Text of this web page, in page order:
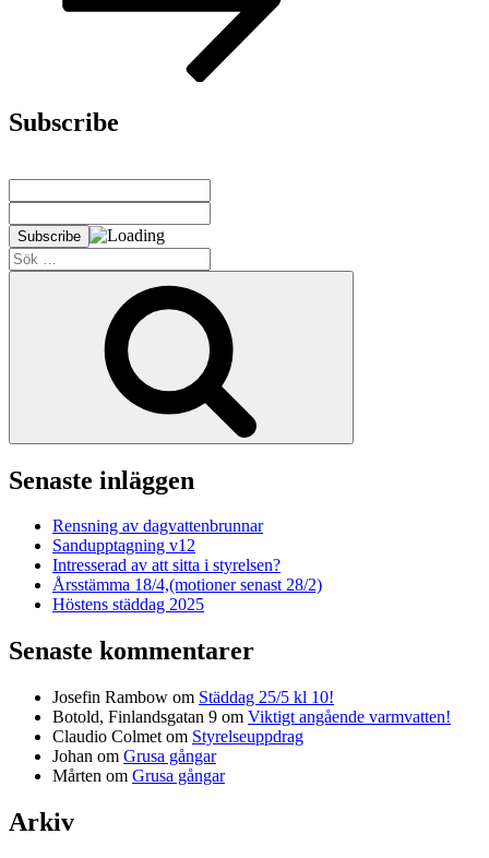
Subscribe
Sök
efter:
Senaste inläggen
Rensning av dagvattenbrunnar
Sandupptagning v12
Intresserad av att sitta i styrelsen?
Årsstämma 18/4,(motioner senast 28/2)
Höstens städdag 2025
Senaste kommentarer
Josefin Rambow om Städdag 25/5 kl 10!
Botold, Finlandsgatan 9 om Viktigt angående varmvatten!
Claudio Colmet om Styrelseuppdrag
Johan om Grusa gångar
Mårten om Grusa gångar
Arkiv